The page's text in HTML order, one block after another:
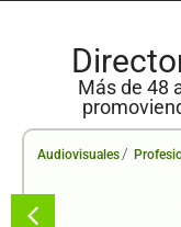
Más de 48
Audiovisuales /